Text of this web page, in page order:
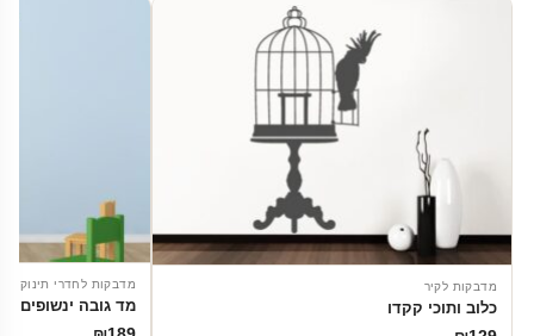
מדבקות לקיר
כלוב ותוכי קקדו
מדבקות לחדרי תינוקות
מד גובה ינשופים